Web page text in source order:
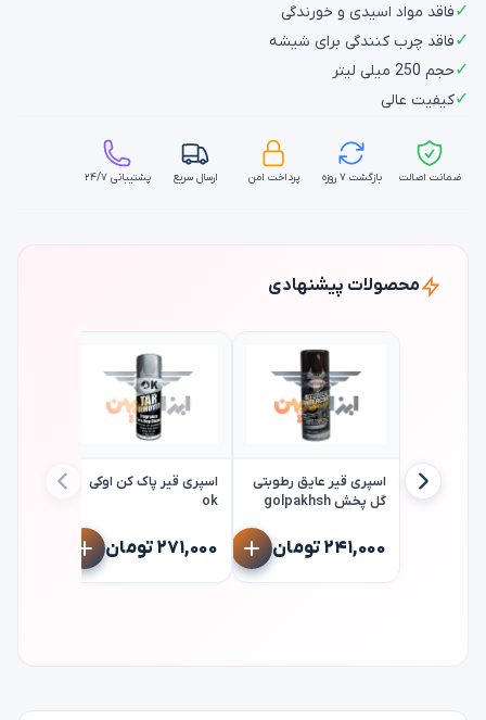
✓فاقد مواد اسیدی و خورندگی
✓فاقد چرب کنندگی برای شیشه
✓حجم 250 میلی لیتر
✓کیفیت عالی
ضمانت اصالت بازگشت ۷ روزه پرداخت امن ارسال سریع پشتیبانی ۲۴/۷
محصولات پیشنهادی
اسپری قیر عایق رطوبتی
گل پخش golpakhsh
۲۴۱,۰۰۰ تومان
اسپری قیر پاک کن اوکی
ok
۲۷۱,۰۰۰ تومان